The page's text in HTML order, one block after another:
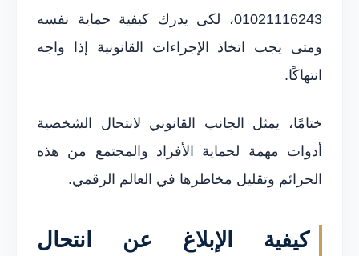
01021116243، لكى يدرك كيفية حماية نفسه
ومتى يجب اتخاذ الإجراءات القانونية إذا واجه
انتهاكًا.
ختامًا، يمثل الجانب القانوني لانتحال الشخصية
أدوات مهمة لحماية الأفراد والمجتمع من هذه
الجرائم وتقليل مخاطرها في العالم الرقمي.
كيفية الإبلاغ عن انتحال